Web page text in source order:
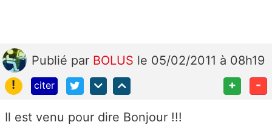
Publié par BOLUS le 05/02/2011 à 08h19
!
citer + -
Il est venu pour dire Bonjour !!!